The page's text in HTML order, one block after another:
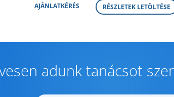
AJÁNLATKÉRÉS RÉSZLETEK LETÖLTÉSE
adunk tanácsot